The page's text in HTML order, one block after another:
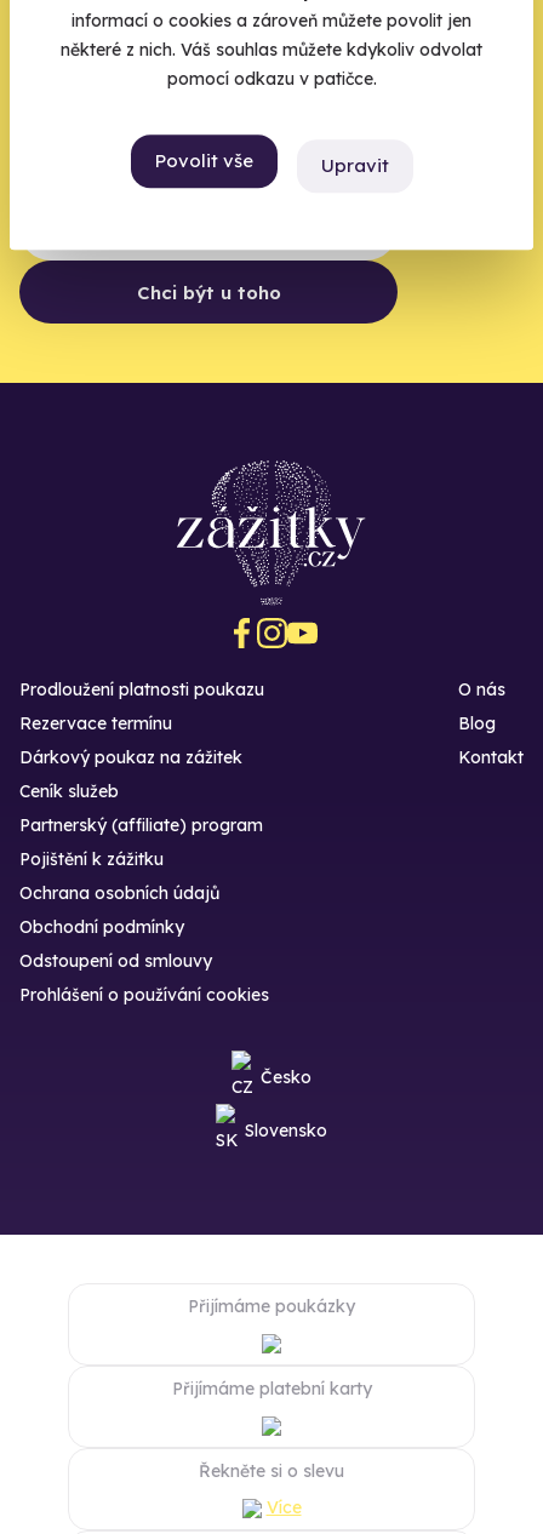
informací o cookies a zároveň můžete povolit jen
některé z nich. Váš souhlas můžete kdykoliv odvolat
pomocí odkazu v patičce.
Povolit vše Upravit
Zbývá jeden krok,
zbytek zařídíme my
Váš e-mail je vstupenka do světa, kde se žije naplno. Pojďte
Chci být u toho
Prodloužení platnosti poukazu
Rezervace termínu
Dárkový poukaz na zážitek
O nás
Blog
Kontakt
Ceník služeb
Partnerský (affiliate) program
Pojištění k zážitku
Ochrana osobních údajů
Obchodní podmínky
Odstoupení od smlouvy
Prohlášení o používání cookies
Česko
Slovensko
Přijímáme poukázky
Přijímáme platební karty
Řekněte si o slevu
Více